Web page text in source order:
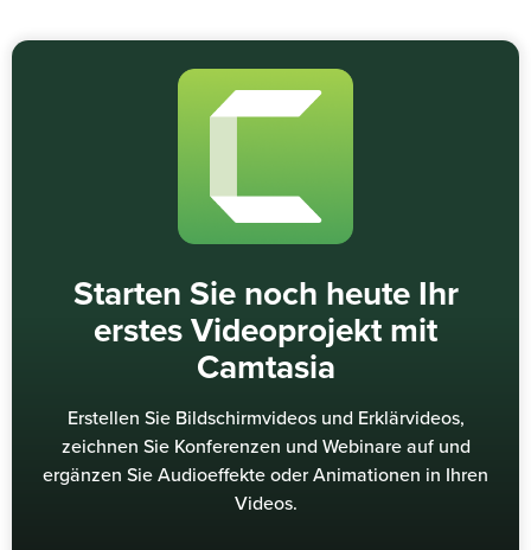
Starten Sie noch heute Ihr
erstes Videoprojekt mit
Camtasia
Erstellen Sie Bildschirmvideos und Erklärvideos,
zeichnen Sie Konferenzen und Webinare auf und
ergänzen Sie Audioeffekte oder Animationen in Ihren
Videos.